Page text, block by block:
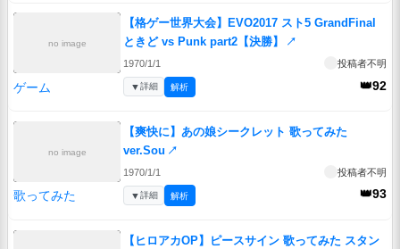
no image
【格ゲー世界大会】EVO2017 スト5 GrandFinal
ときど vs Punk part2【決勝】
↗
1970/1/1 投稿者不明
ゲーム 👑92
▼詳細 解析
no image
【爽快に】あの娘シークレット 歌ってみた
ver.Sou ↗
1970/1/1 投稿者不明
歌ってみた 👑93
▼詳細 解析
【ヒロアカOP】ピースサイン 歌ってみた スタン